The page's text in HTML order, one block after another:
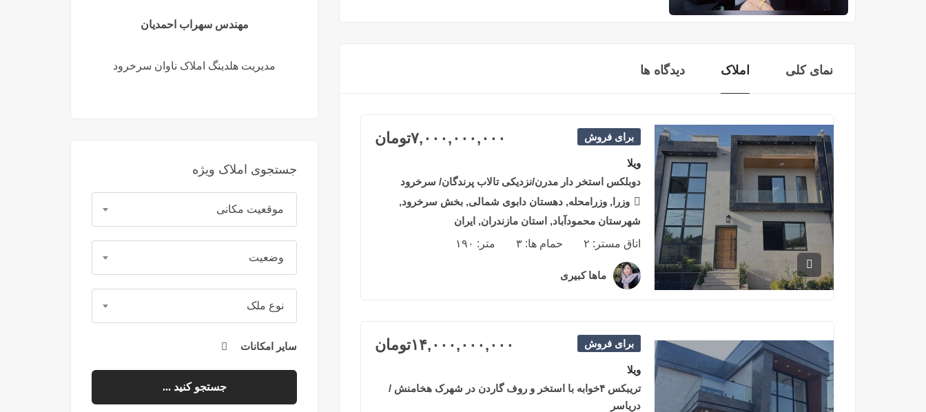
نمای کلی املاک دیدگاه ها
برای فروش ۷,۰۰۰,۰۰۰,۰۰۰تومان
ویلا
دوبلکس استخر دار مدرن/نزدیکی تالاب پرندگان/ سرخرود
وزرا, وزرامحله, دهستان دابوی شمالی, بخش سرخرود,
شهرستان محمودآباد, استان مازندران, ایران
اتاق مستر: ۲ حمام ها: ۳ متر: ۱۹۰
ماها کبیری
برای فروش ۱۴,۰۰۰,۰۰۰,۰۰۰تومان
ویلا
تریبکس ۴خوابه با استخر و روف گاردن در شهرک هخامنش /
دریاسر
مهندس سهراب احمدیان
مدیریت هلدینگ املاک ناوان سرخرود
جستجوی املاک ویژه
موقعیت مکانی
وضعیت
نوع ملک
سایر امکانات
جستجو کنید ...